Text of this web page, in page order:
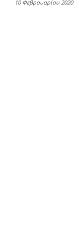
10 Φεβρουαρίου 2020